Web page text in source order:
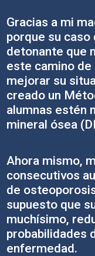
Gracias a mi
porque su
detonante que
este camino de
mejorar su
creado un
alumnas estén
mineral ósea
Ahora mismo,
consecutivos
de
supuesto que
muchísimo,
probabilidades
enfermedad.